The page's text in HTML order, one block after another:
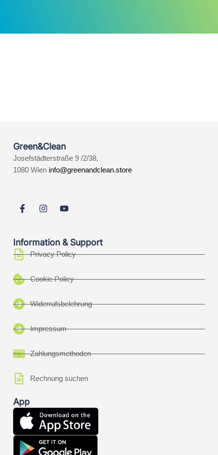
Green&Clean
Josefstädterstraße 9 /2/38,
1080 Wien info@greenandclean.store
Information & Support
Privacy Policy
Cookie Policy
Widerrufsbelehrung
Impressum
Zahlungsmethoden
Rechnung suchen
App